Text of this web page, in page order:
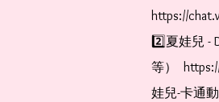
https://
2️⃣夏娃兒 -
等）
娃兒-卡通